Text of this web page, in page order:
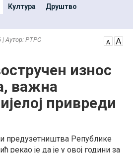
Култура
Друштво
Аутор: РТРС
износ
важна
привреди
предузетништва Републике
рекао је да је у овој години за